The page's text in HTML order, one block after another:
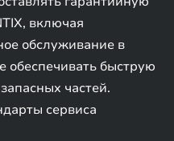
включая
обслуживание в
обеспечивать быструю
частей.
сервиса